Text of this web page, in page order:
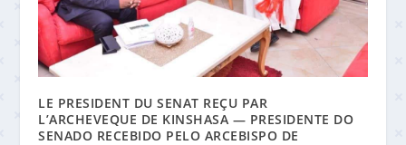
LE PRESIDENT DU SENAT REÇU PAR
L’ARCHEVEQUE DE KINSHASA — PRESIDENTE DO
SENADO RECEBIDO PELO ARCEBISPO DE